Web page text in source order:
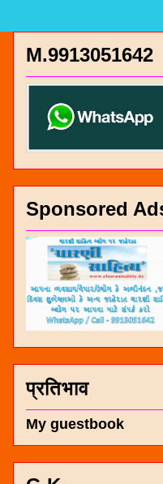
M.9913051642
Sponsored
प्रतिभाव
My guestbook